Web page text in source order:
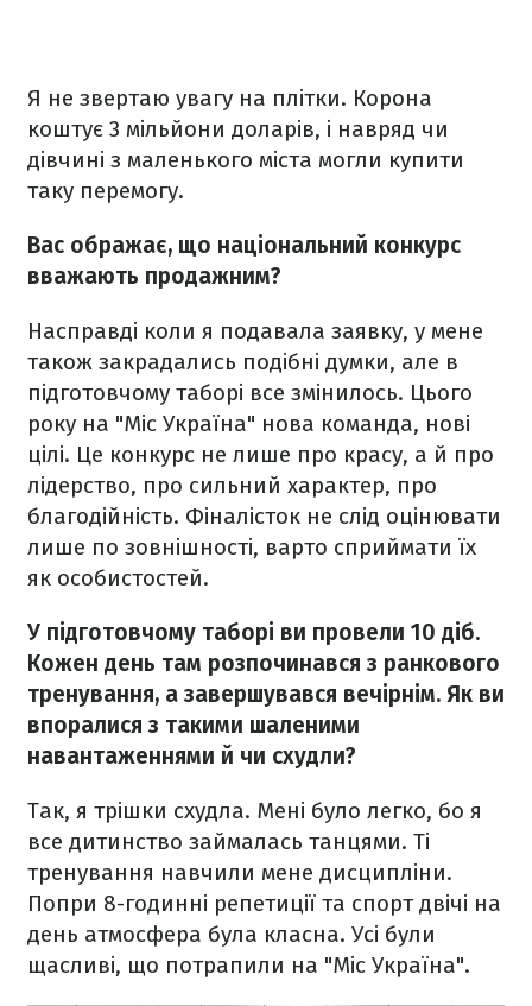
Я не звертаю увагу на плітки. Корона
коштує 3 мільйони доларів, і навряд чи
дівчині з маленького міста могли купити
таку перемогу.
Вас ображає, що національний конкурс
вважають продажним?
Насправді коли я подавала заявку, у мене
також закрадались подібні думки, але в
підготовчому таборі все змінилось. Цього
року на "Міс Україна" нова команда, нові
цілі. Це конкурс не лише про красу, а й про
лідерство, про сильний характер, про
благодійність. Фіналісток не слід оцінювати
лише по зовнішності, варто сприймати їх
як особистостей.
У підготовчому таборі ви провели 10 діб.
Кожен день там розпочинався з ранкового
тренування, а завершувався вечірнім. Як ви
впоралися з такими шаленими
навантаженнями й чи схудли?
Так, я трішки схудла. Мені було легко, бо я
все дитинство займалась танцями. Ті
тренування навчили мене дисципліни.
Попри 8-годинні репетиції та спорт двічі на
день атмосфера була класна. Усі були
щасливі, що потрапили на "Міс Україна".